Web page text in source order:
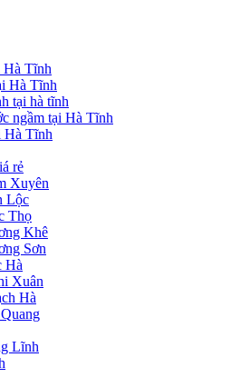
Hà Tĩnh
Hà Tĩnh
tại hà tĩnh
ngầm tại Hà Tĩnh
Hà Tĩnh
rẻ
Xuyên
Lộc
Thọ
Khê
Sơn
Hà
Xuân
Hà
Lĩnh